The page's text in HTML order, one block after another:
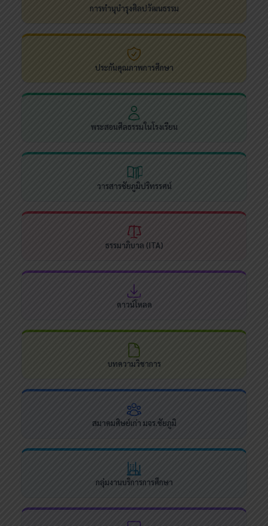
การทำนุบำรุงศิลปวัฒนธรรม
ประกันคุณภาพการศึกษา
พระสอนศีลธรรมในโรงเรียน
วารสารชัยภูมิปริทรรศน์
ธรรมาภิบาล (ITA)
ดาวน์โหลด
บทความวิชาการ
สมาคมศิษย์เก่า มจร.ชัยภูมิ
กลุ่มงานบริการการศึกษา